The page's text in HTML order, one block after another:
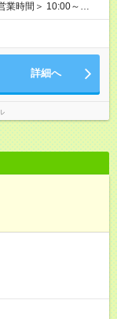
業時間＞ 10:00～
2交
詳細へ